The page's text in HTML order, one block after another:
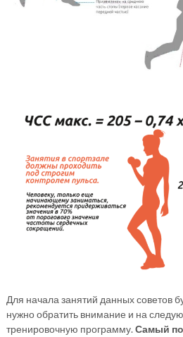
Для начала занятий данных советов
нужно обратить внимание и на
тренировочную программу.Самый